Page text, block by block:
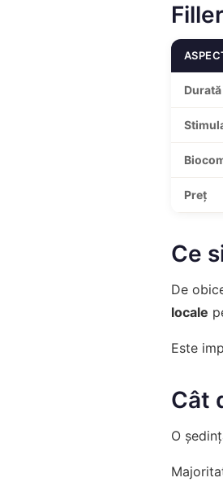
Durată
Preț
Ce
De
locale
Este
Cât
O